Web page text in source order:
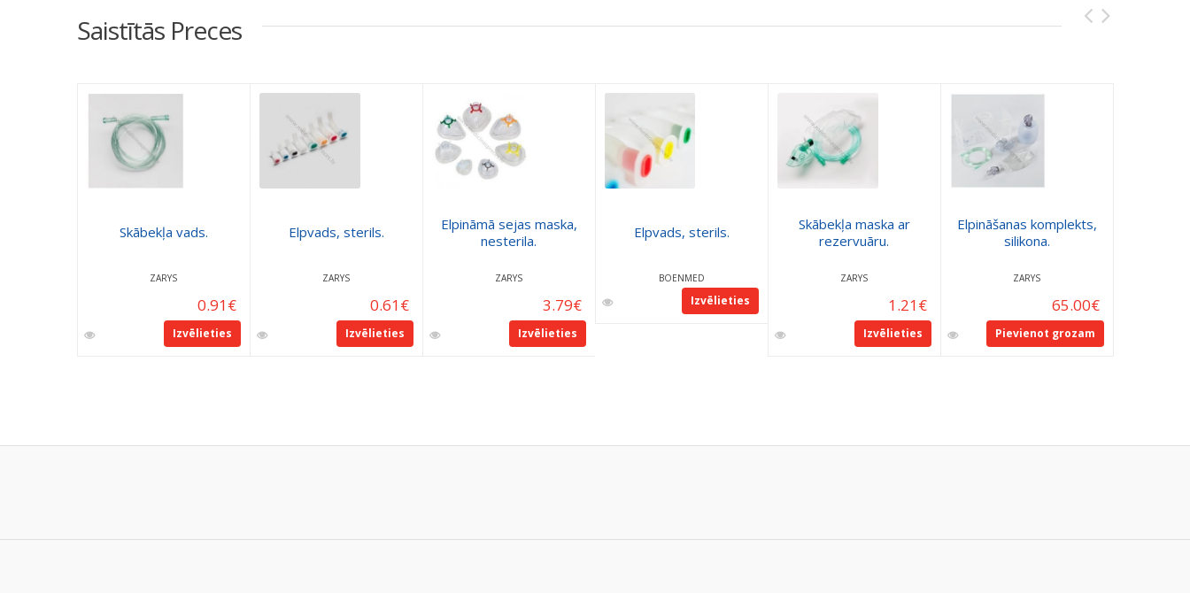
Saistītās Preces
Skābekļa vads.
ZARYS
0.91€
Izvēlieties
Elpvads, sterils.
ZARYS
0.61€
Izvēlieties
Elpināmā sejas maska,
nesterila.
ZARYS
3.79€
Izvēlieties
Elpvads, sterils.
BOENMED
Izvēlieties
Skābekļa maska ar
rezervuāru.
ZARYS
1.21€
Izvēlieties
Elpināšanas komplekts,
silikona.
ZARYS
65.00€
Pievienot grozam